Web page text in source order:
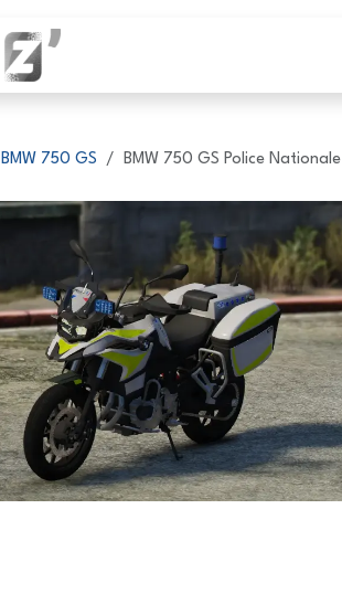
BMW 750 GS BMW 750 GS Police Nationale